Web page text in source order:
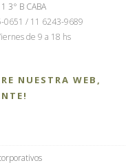
3° B CABA
0651 / 11 6243-9689
de 9 a 18 hs
NUESTRA WEB,